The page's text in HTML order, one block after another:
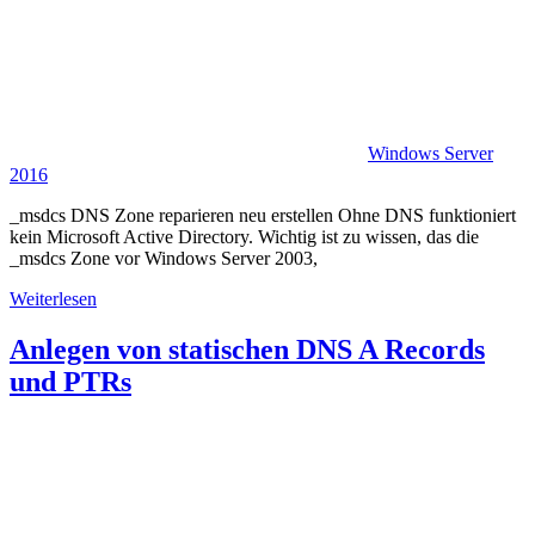
Windows Server
2016
_msdcs DNS Zone reparieren neu erstellen Ohne DNS funktioniert
kein Microsoft Active Directory. Wichtig ist zu wissen, das die
_msdcs Zone vor Windows Server 2003,
Weiterlesen
Anlegen von statischen DNS A Records
und PTRs